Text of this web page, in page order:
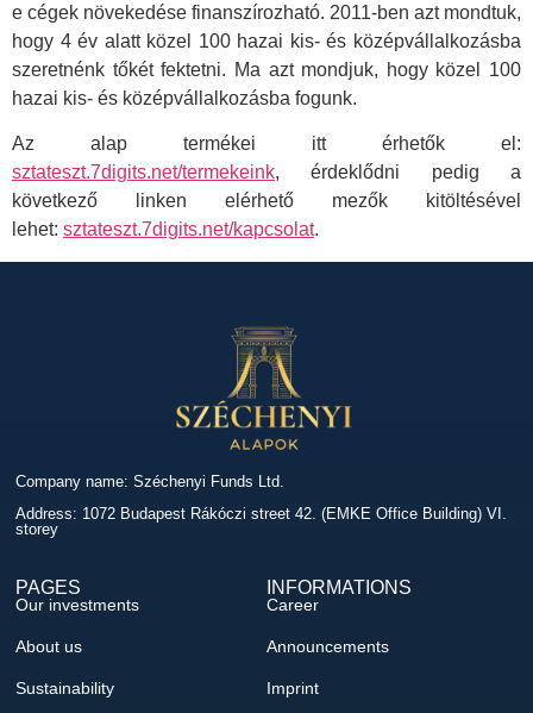
e cégek növekedése finanszírozható. 2011-ben azt mondtuk,
hogy 4 év alatt közel 100 hazai kis- és középvállalkozásba
szeretnénk tőkét fektetni. Ma azt mondjuk, hogy közel 100
hazai kis- és középvállalkozásba fogunk.
Az alap termékei itt érhetők el:
sztateszt.7digits.net/termekeink, érdeklődni pedig a
következő linken elérhető mezők kitöltésével
lehet: sztateszt.7digits.net/kapcsolat.
Company name: Széchenyi Funds Ltd.
Address: 1072 Budapest Rákóczi street 42. (EMKE Office Building) VI.
storey
PAGES
Our investments
About us
Sustainability
INFORMATIONS
Career
Announcements
Imprint